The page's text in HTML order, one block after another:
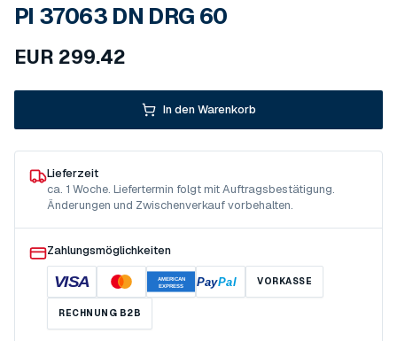
PI 37063 DN DRG 60
EUR 299.42
In den Warenkorb
Lieferzeit
ca. 1 Woche. Liefertermin folgt mit Auftragsbestätigung.
Änderungen und Zwischenverkauf vorbehalten.
Zahlungsmöglichkeiten
VISA
AMERICAN
EXPRESS
PayPal VORKASSE
RECHNUNG B2B